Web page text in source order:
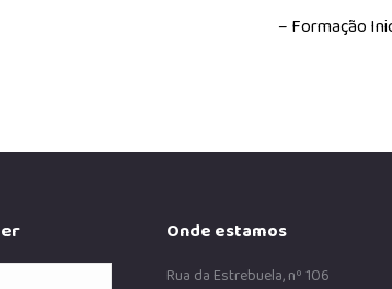
– Formação
Onde estamos
Rua da Estrebuela, nº 106